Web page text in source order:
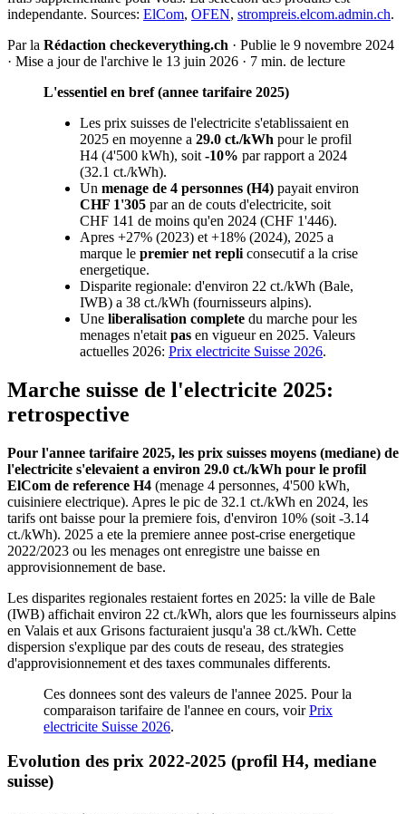
independante. Sources: ElCom, OFEN, strompreis.elcom.admin.ch.
Par la Rédaction checkeverything.ch · Publie le 9 novembre 2024
· Mise a jour de l'archive le 13 juin 2026 · 7 min. de lecture
L'essentiel en bref (annee tarifaire 2025)
Les prix suisses de l'electricite s'etablissaient en
2025 en moyenne a 29.0 ct./kWh pour le profil
H4 (4'500 kWh), soit -10% par rapport a 2024
(32.1 ct./kWh).
Un menage de 4 personnes (H4) payait environ
CHF 1'305 par an de couts d'electricite, soit
CHF 141 de moins qu'en 2024 (CHF 1'446).
Apres +27% (2023) et +18% (2024), 2025 a
marque le premier net repli consecutif a la crise
energetique.
Disparite regionale: d'environ 22 ct./kWh (Bale,
IWB) a 38 ct./kWh (fournisseurs alpins).
Une liberalisation complete du marche pour les
menages n'etait pas en vigueur en 2025. Valeurs
actuelles 2026: Prix electricite Suisse 2026.
Marche suisse de l'electricite 2025:
retrospective
Pour l'annee tarifaire 2025, les prix suisses moyens (mediane) de
l'electricite s'elevaient a environ 29.0 ct./kWh pour le profil
ElCom de reference H4 (menage 4 personnes, 4'500 kWh,
cuisiniere electrique). Apres le pic de 32.1 ct./kWh en 2024, les
tarifs ont baisse pour la premiere fois, d'environ 10% (soit -3.14
ct./kWh). 2025 a ete la premiere annee post-crise energetique
2022/2023 ou les menages ont enregistre une baisse en
approvisionnement de base.
Les disparites regionales restaient fortes en 2025: la ville de Bale
(IWB) affichait environ 22 ct./kWh, alors que les fournisseurs alpins
en Valais et aux Grisons facturaient jusqu'a 38 ct./kWh. Cette
dispersion s'explique par des couts de reseau, des strategies
d'approvisionnement et des taxes communales differents.
Ces donnees sont des valeurs de l'annee 2025. Pour la
comparaison tarifaire de l'annee en cours, voirPrix
electricite Suisse 2026.
Evolution des prix 2022-2025 (profil H4, mediane
suisse)